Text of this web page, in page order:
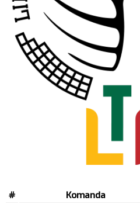
# Komanda